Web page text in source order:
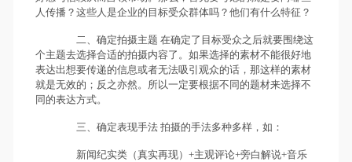
人传播？这些人是企业的目标受众群体吗？他们有什么特征？
二、确定拍摄主题 在确定了目标受众之后就要围绕这
个主题去选择合适的拍摄内容了。如果选择的素材不能很好地
表达出想要传递的信息或者无法吸引观众的话，那这样的素材
就是无效的；反之亦然。所以一定要根据不同的题材来选择不
同的表达方式。
三、确定表现手法 拍摄的手法多种多样，如：
新闻纪实类（真实再现）+主观评论+旁白解说+音乐